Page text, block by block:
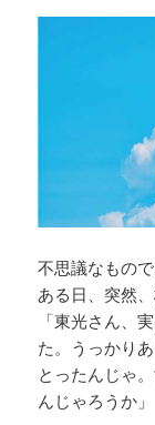
不思議なもので
ある日、突然
「東光さん、
た。うっかり
とったんじゃ
んじゃろうか」